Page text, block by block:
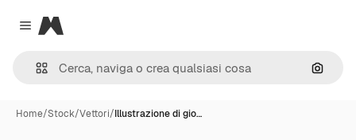
Close menu
Magnific
Cerca
Home/Stock/Vettori/Illustrazione di gio…